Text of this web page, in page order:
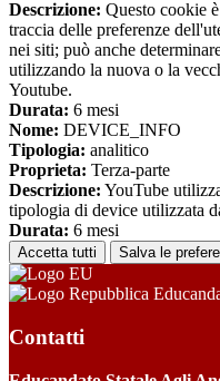
Descrizione: Questo cookie
traccia delle preferenze
nei siti; può anche
utilizzando la nuova o la
Youtube.
Durata: 6 mesi
Nome: DEVICE_INFO
Tipologia: analitico
Proprieta: Terza-parte
Descrizione: YouTube
tipologia di device utilizzata
Durata: 6 mesi
Accetta tutti Salva le
Contatti